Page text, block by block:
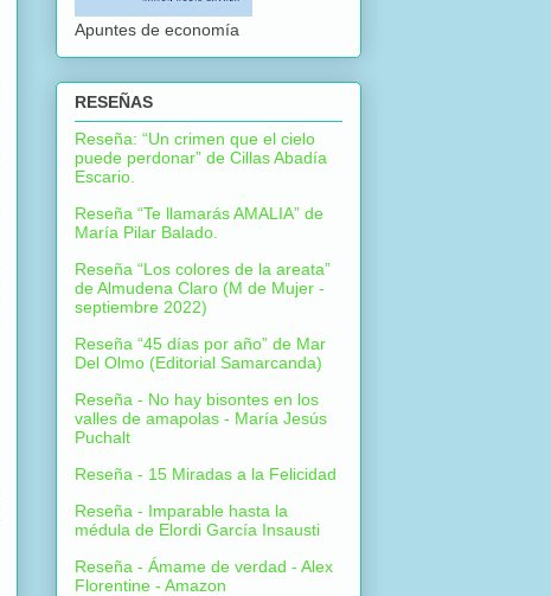
Apuntes de economía
RESEÑAS
Reseña: “Un crimen que el cielo
puede perdonar” de Cillas Abadía
Escario.
Reseña “Te llamarás AMALIA” de
María Pilar Balado.
Reseña “Los colores de la areata”
de Almudena Claro (M de Mujer -
septiembre 2022)
Reseña “45 días por año” de Mar
Del Olmo (Editorial Samarcanda)
Reseña - No hay bisontes en los
valles de amapolas - María Jesús
Puchalt
Reseña - 15 Miradas a la Felicidad
Reseña - Imparable hasta la
médula de Elordi García Insausti
Reseña - Ámame de verdad - Alex
Florentine - Amazon